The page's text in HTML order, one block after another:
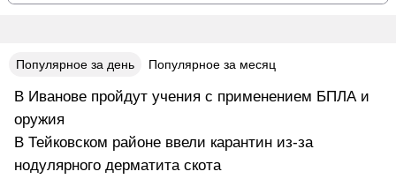
Популярное за день Популярное за месяц
В Иванове пройдут учения с применением БПЛА и
оружия
В Тейковском районе ввели карантин из-за
нодулярного дерматита скота